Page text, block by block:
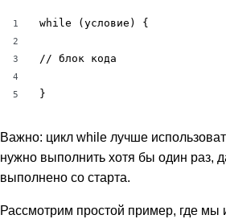
1
2
3
4
5
while (условие) {
// блок кода
}
Важно: цикл while лучше
нужно выполнить хотя бы один раз,
выполнено со старта.
Рассмотрим простой пример, где мы